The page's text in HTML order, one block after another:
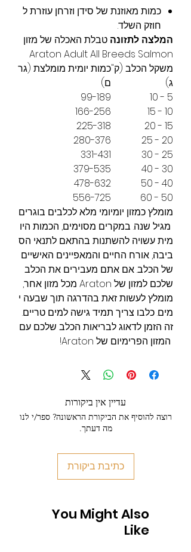
כמות מאוזנת של סידן וזרחן עוזרת ל
חוזק השלד.
המלצה לתזונה טבלת האכלה של מזון
Araton Adult All Breeds Salmon
משקל הכלב (ק"
ג)
כמות יומית מומלצת (גר
ם)
5 - 10
99-189
10 - 15
166-256
15 - 20
225-318
20 - 25
280-376
25 - 30
331-431
30 - 40
379-535
40 - 50
478-632
50 - 60
556-725
מומלץ כמזון יומיומי מלא לכלבים בוגרים
מגיל שנה. במקרים מסוימים, הכמות היו
מית עשויה להשתנות בהתאם לתנאי הס
ביבה, אורח החיים והמאפיינים האישיים
של הכלב. אם אתם מעבירים את הכלב
שלכם למזון של Araton מכל מזון אחר,
מומלץ לעשות זאת בהדרגה תוך שבעה י
מים. כלבו צריך תמיד גישה למים טריים.
זה הזמן לדאוג לבריאות הכלב שלכם עם
המזון הפרימיום של Araton!
עדיין אין ביקורות
רוצה להוסיף את הביקורת הראשונה? ספר/י לנו
מה דעתך.
כתיבת ביקורת
You Might Also
Like